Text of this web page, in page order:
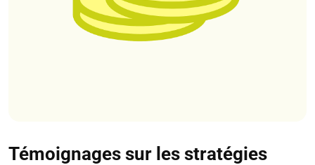
Témoignages sur les stratégies